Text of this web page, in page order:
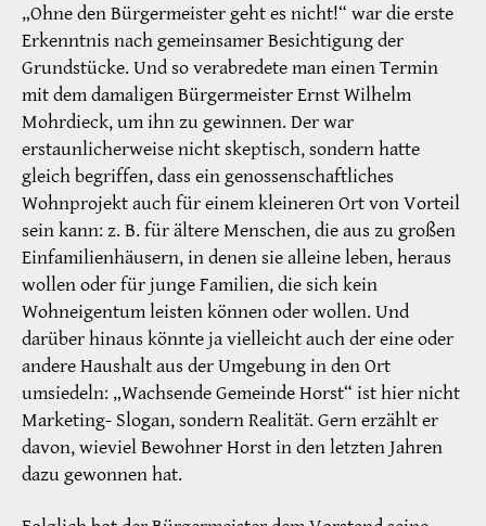
„Ohne den Bürgermeister geht es nicht!“ war die erste
Erkenntnis nach gemeinsamer Besichtigung der
Grundstücke. Und so verabredete man einen Termin
mit dem damaligen Bürgermeister Ernst Wilhelm
Mohrdieck, um ihn zu gewinnen. Der war
erstaunlicherweise nicht skeptisch, sondern hatte
gleich begriffen, dass ein genossenschaftliches
Wohnprojekt auch für einem kleineren Ort von Vorteil
sein kann: z. B. für ältere Menschen, die aus zu großen
Einfamilienhäusern, in denen sie alleine leben, heraus
wollen oder für junge Familien, die sich kein
Wohneigentum leisten können oder wollen. Und
darüber hinaus könnte ja vielleicht auch der eine oder
andere Haushalt aus der Umgebung in den Ort
umsiedeln: „Wachsende Gemeinde Horst“ ist hier nicht
Marketing- Slogan, sondern Realität. Gern erzählt er
davon, wieviel Bewohner Horst in den letzten Jahren
dazu gewonnen hat.